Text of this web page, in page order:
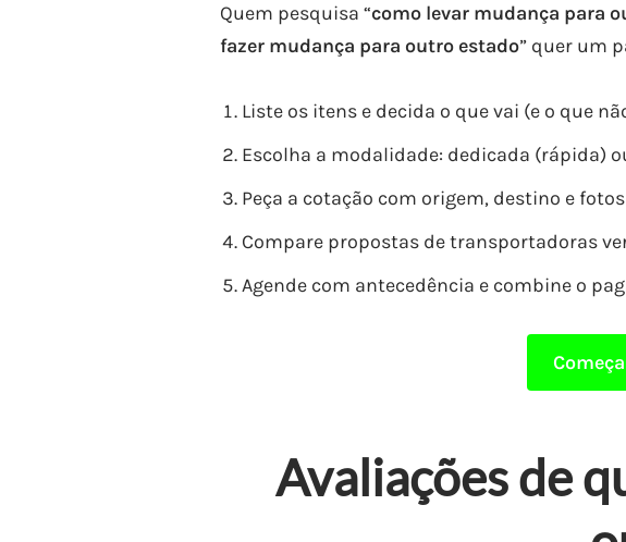
Quem pesquisa “como levar mudança para
fazer mudança para outro estado” quer um
Liste os itens e decida o que vai (e o que
Escolha a modalidade: dedicada (rápida)
Peça a cotação com origem, destino e
Compare propostas de transportadoras
Agende com antecedência e combine o
Avaliações de